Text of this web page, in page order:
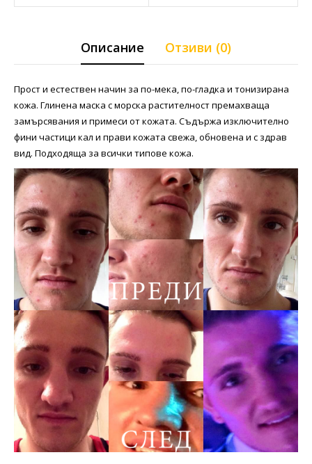
Описание Отзиви (0)
Прост и естествен начин за по-мека, по-гладка и тонизирана
кожа. Глинена маска с морска растителност премахваща
замърсявания и примеси от кожата. Съдържа изключително
фини частици кал и прави кожата свежа, обновена и с здрав
вид. Подходяща за всички типове кожа.